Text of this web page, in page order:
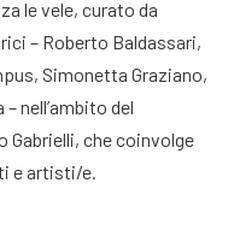
le vele, curato da
– Roberto Baldassari,
Simonetta Graziano,
nell’ambito del
Gabrielli, che coinvolge
e artisti/e.